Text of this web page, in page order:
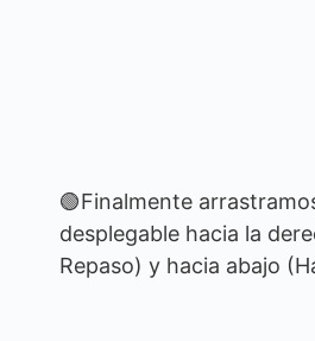
🟢Finalmente
desplegable hacia la
Repaso) y hacia abajo